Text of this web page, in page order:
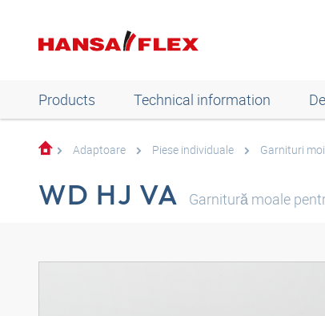
Products Technical information
Adaptoare Piese individuale Garnituri moi
WD HJ VA Garnitură moale